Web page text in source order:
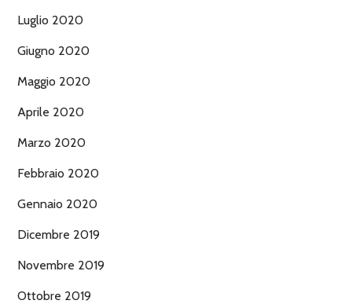
Luglio 2020
Giugno 2020
Maggio 2020
Aprile 2020
Marzo 2020
Febbraio 2020
Gennaio 2020
Dicembre 2019
Novembre 2019
Ottobre 2019